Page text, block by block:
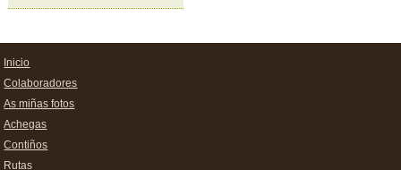
Inicio
Colaboradores
As miñas fotos
Achegas
Contiños
Rutas